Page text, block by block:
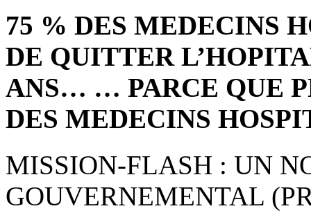
75 % DES MEDECINS
DE QUITTER
ANS… … PARCE QUE
DES MEDECINS
MISSION-FLASH : UN
GOUVERNEMENTAL